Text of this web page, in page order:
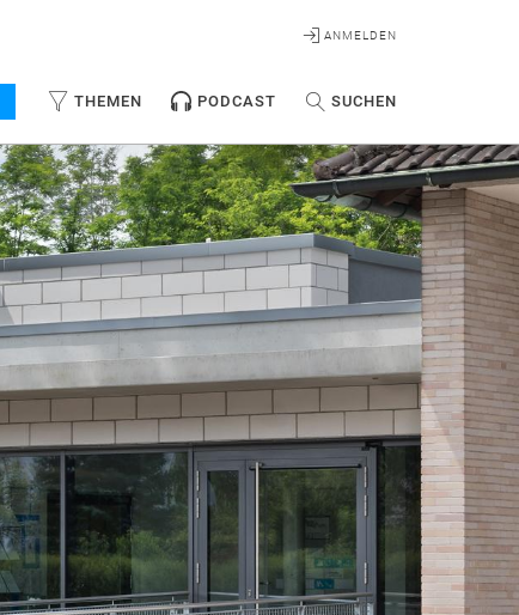
THEMEN PODCAST SUCHEN
ANMELDEN